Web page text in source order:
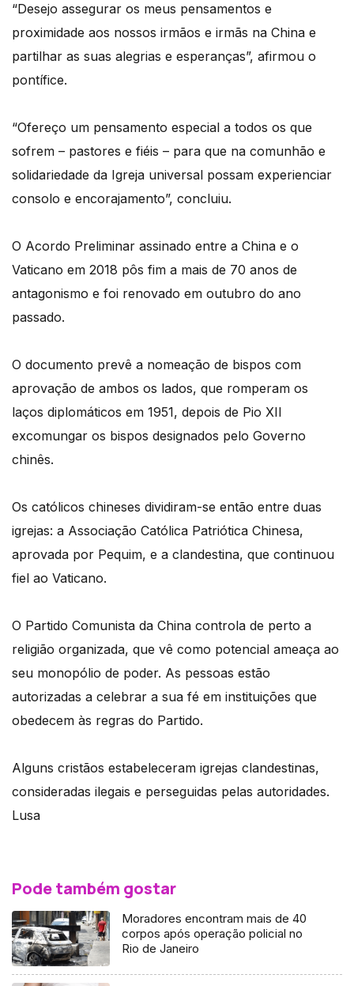
“Desejo assegurar os meus pensamentos e
proximidade aos nossos irmãos e irmãs na China e
partilhar as suas alegrias e esperanças”, afirmou o
pontífice.
“Ofereço um pensamento especial a todos os que
sofrem – pastores e fiéis – para que na comunhão e
solidariedade da Igreja universal possam experienciar
consolo e encorajamento”, concluiu.
O Acordo Preliminar assinado entre a China e o
Vaticano em 2018 pôs fim a mais de 70 anos de
antagonismo e foi renovado em outubro do ano
passado.
O documento prevê a nomeação de bispos com
aprovação de ambos os lados, que romperam os
laços diplomáticos em 1951, depois de Pio XII
excomungar os bispos designados pelo Governo
chinês.
Os católicos chineses dividiram-se então entre duas
igrejas: a Associação Católica Patriótica Chinesa,
aprovada por Pequim, e a clandestina, que continuou
fiel ao Vaticano.
O Partido Comunista da China controla de perto a
religião organizada, que vê como potencial ameaça ao
seu monopólio de poder. As pessoas estão
autorizadas a celebrar a sua fé em instituições que
obedecem às regras do Partido.
Alguns cristãos estabeleceram igrejas clandestinas,
consideradas ilegais e perseguidas pelas autoridades.
Lusa
Pode também gostar
Moradores encontram mais de 40
corpos após operação policial no
Rio de Janeiro